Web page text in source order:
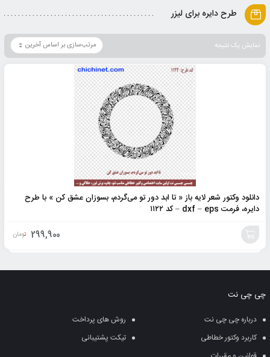
طرح دایره برای لیزر
نمایش یک نتیجه
دانلود وکتور شعر لایه باز « تا ابد دور تو می‌گردم‌، بسوزان عشق کن » با طرح
دایره، فرمت dxf – eps – کد ۱۱۲۲
299,900 تومان
سبد
چی چی نت
درباره چی چی نت
روش های پرداخت
کاربرد وکتور خطاطی
تیکت پشتیبانی